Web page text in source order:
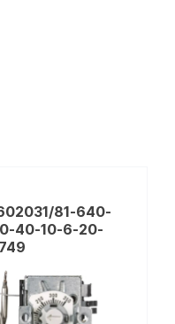
81-640-
40-10-6-20-